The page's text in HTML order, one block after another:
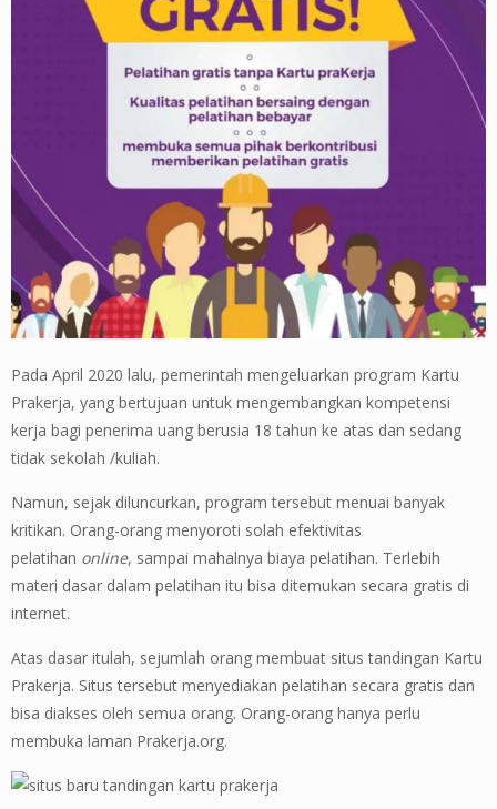
Pada April 2020 lalu, pemerintah mengeluarkan program Kartu
Prakerja, yang bertujuan untuk mengembangkan kompetensi
kerja bagi penerima uang berusia 18 tahun ke atas dan sedang
tidak sekolah /kuliah.
Namun, sejak diluncurkan, program tersebut menuai banyak
kritikan. Orang-orang menyoroti solah efektivitas
pelatihan online, sampai mahalnya biaya pelatihan. Terlebih
materi dasar dalam pelatihan itu bisa ditemukan secara gratis di
internet.
Atas dasar itulah, sejumlah orang membuat situs tandingan Kartu
Prakerja. Situs tersebut menyediakan pelatihan secara gratis dan
bisa diakses oleh semua orang. Orang-orang hanya perlu
membuka laman Prakerja.org.